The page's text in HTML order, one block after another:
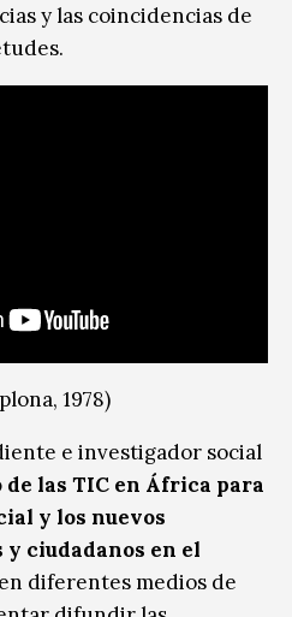
y las coincidencias de
1978)
e investigador social
de las TIC en África para
y los nuevos
ciudadanos en el
diferentes medios de